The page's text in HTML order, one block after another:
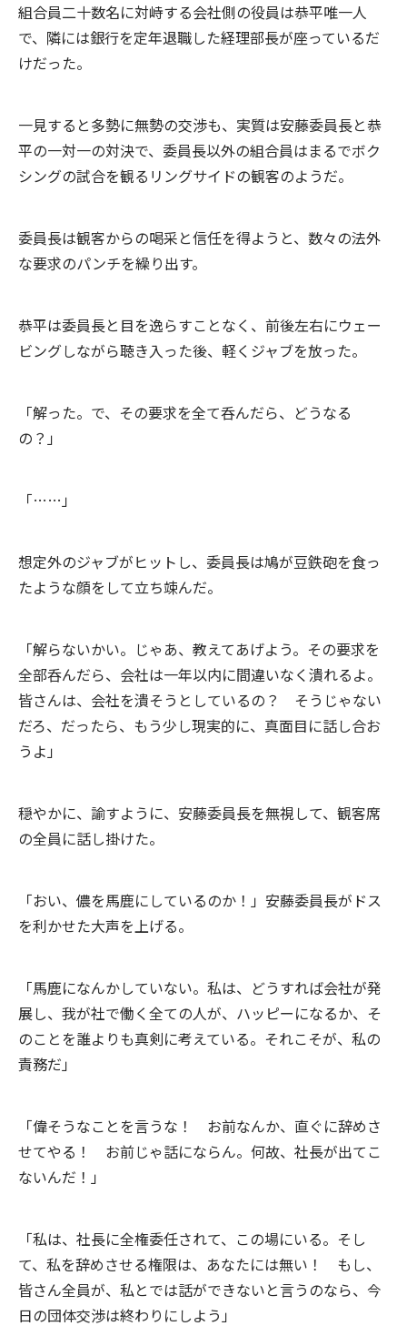
組合員二十数名に対峙する会社側の役員は恭平唯一人
で、隣には銀行を定年退職した経理部長が座っているだ
けだった。
一見すると多勢に無勢の交渉も、実質は安藤委員長と恭
平の一対一の対決で、委員長以外の組合員はまるでボク
シングの試合を観るリングサイドの観客のようだ。
委員長は観客からの喝采と信任を得ようと、数々の法外
な要求のパンチを繰り出す。
恭平は委員長と目を逸らすことなく、前後左右にウェー
ビングしながら聴き入った後、軽くジャブを放った。
「解った。で、その要求を全て呑んだら、どうなる
の？」
「……」
想定外のジャブがヒットし、委員長は鳩が豆鉄砲を食っ
たような顔をして立ち竦んだ。
「解らないかい。じゃあ、教えてあげよう。その要求を
全部呑んだら、会社は一年以内に間違いなく潰れるよ。
皆さんは、会社を潰そうとしているの？ そうじゃない
だろ、だったら、もう少し現実的に、真面目に話し合お
うよ」
穏やかに、諭すように、安藤委員長を無視して、観客席
の全員に話し掛けた。
「おい、儂を馬鹿にしているのか！」安藤委員長がドス
を利かせた大声を上げる。
「馬鹿になんかしていない。私は、どうすれば会社が発
展し、我が社で働く全ての人が、ハッピーになるか、そ
のことを誰よりも真剣に考えている。それこそが、私の
責務だ」
「偉そうなことを言うな！ お前なんか、直ぐに辞めさ
せてやる！ お前じゃ話にならん。何故、社長が出てこ
ないんだ！」
「私は、社長に全権委任されて、この場にいる。そし
て、私を辞めさせる権限は、あなたには無い！ もし、
皆さん全員が、私とでは話ができないと言うのなら、今
日の団体交渉は終わりにしよう」